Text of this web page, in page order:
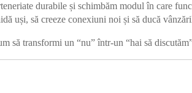
durabile și schimbăm modul în care
uși, să creeze conexiuni noi și să ducă
să transformi un “nu” într-un “hai să